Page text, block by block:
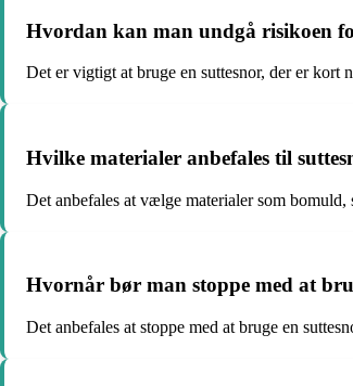
Hvordan kan man undgå risikoen
Det er vigtigt at bruge en suttesnor, der er
Hvilke materialer anbefales til
Det anbefales at vælge materialer som
Hvornår bør man stoppe med at
Det anbefales at stoppe med at bruge en